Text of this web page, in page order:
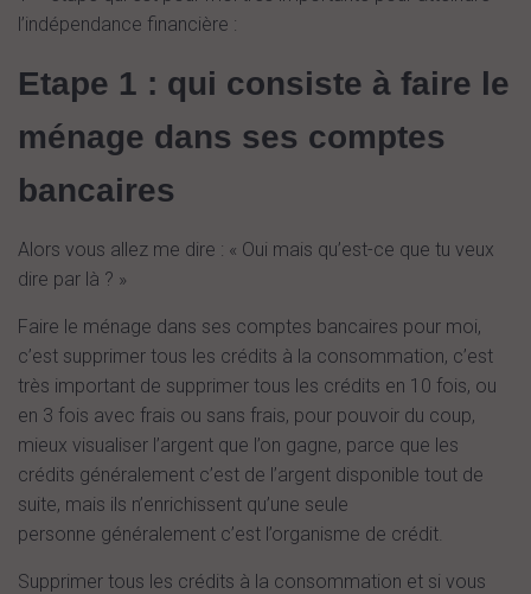
l’indépendance financière :
Etape 1 : qui consiste à faire le
ménage dans ses comptes
bancaires
Alors vous allez me dire : « Oui mais qu’est-ce que tu veux
dire par là ? »
Faire le ménage dans ses comptes bancaires pour moi,
c’est supprimer tous les crédits à la consommation, c’est
très important de supprimer tous les crédits en 10 fois, ou
en 3 fois avec frais ou sans frais, pour pouvoir du coup,
mieux visualiser l’argent que l’on gagne, parce que les
crédits généralement c’est de l’argent disponible tout de
suite, mais ils n’enrichissent qu’une seule
personne généralement c’est l’organisme de crédit.
Supprimer tous les crédits à la consommation et si vous